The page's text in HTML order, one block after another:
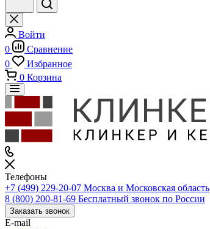
Войти
0
Сравнение
0
Избранное
0 Корзина
Телефоны
+7 (499) 229-20-07 Москва и Московская область
8 (800) 200-81-69 Бесплатный звонок по России
Заказать звонок
E-mail